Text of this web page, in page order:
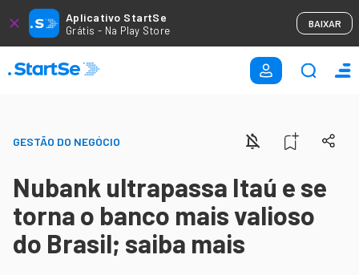
Aplicativo StartSe
Grátis - Na Play Store
BAIXAR
GESTÃO DO NEGÓCIO
Nubank ultrapassa Itaú e se
torna o banco mais valioso
do Brasil; saiba mais